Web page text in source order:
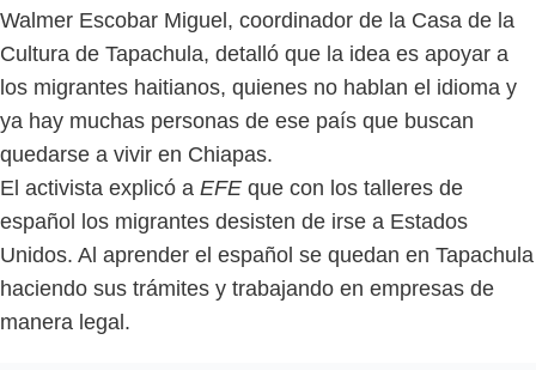
Walmer Escobar Miguel, coordinador de la Casa de la
Cultura de Tapachula, detalló que la idea es apoyar a
los migrantes haitianos, quienes no hablan el idioma y
ya hay muchas personas de ese país que buscan
quedarse a vivir en Chiapas.
El activista explicó a EFE que con los talleres de
español los migrantes desisten de irse a Estados
Unidos. Al aprender el español se quedan en Tapachula
haciendo sus trámites y trabajando en empresas de
manera legal.